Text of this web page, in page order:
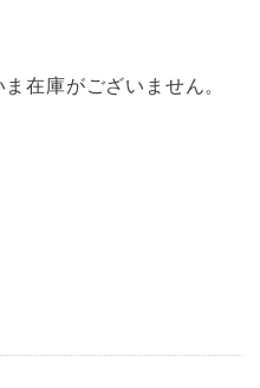
在庫がございません。